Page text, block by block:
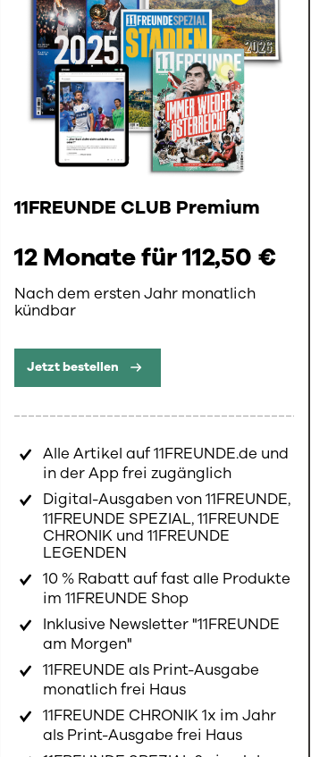
11FREUNDE CLUB Premium
12 Monate für 112,50 €
Nach dem ersten Jahr monatlich
kündbar
Jetzt bestellen
Alle Artikel auf 11FREUNDE.de und
in der App frei zugänglich
Digital-Ausgaben von 11FREUNDE,
11FREUNDE SPEZIAL, 11FREUNDE
CHRONIK und 11FREUNDE
LEGENDEN
10 % Rabatt auf fast alle Produkte
im 11FREUNDE Shop
Inklusive Newsletter "11FREUNDE
am Morgen"
11FREUNDE als Print-Ausgabe
monatlich frei Haus
11FREUNDE CHRONIK 1x im Jahr
als Print-Ausgabe frei Haus